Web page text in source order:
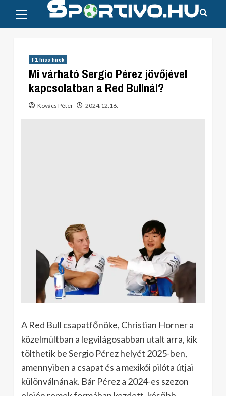
content
Menu
F1 friss hírek
Mi várható Sergio Pérez jövőjével
kapcsolatban a Red Bullnál?
Kovács Péter 2024.12.16.
A Red Bull csapatfőnöke, Christian Horner a
közelmúltban a legvilágosabban utalt arra, kik
tölthetik be Sergio Pérez helyét 2025-ben,
amennyiben a csapat és a mexikói pilóta útjai
különválnának. Bár Pérez a 2024-es szezon